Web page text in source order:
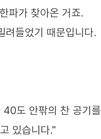
파가 찾아온 거죠.
려들었기 때문입니다.
도 안팎의 찬 공기
있습니다."